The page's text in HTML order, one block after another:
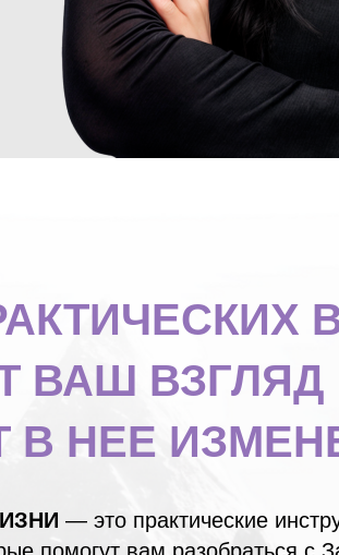
ВАШ
В НЕЕ
— это практические